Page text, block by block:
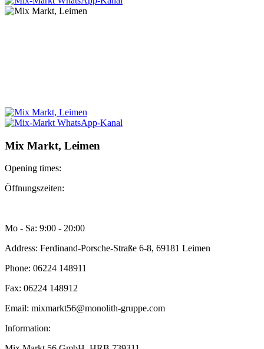
Mix Markt, Leimen
Opening times:
Öffnungszeiten:
Mo - Sa: 9:00 - 20:00
Address: Ferdinand-Porsche-Straße 6-8, 69181 Leimen
Phone: 06224 148911
Fax: 06224 148912
Email: mixmarkt56@monolith-gruppe.com
Information: